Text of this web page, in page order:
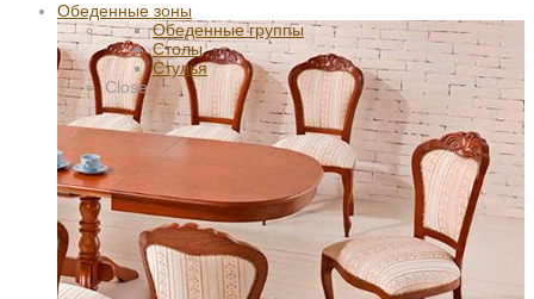
Обеденные зоны
Обеденные группы
Столы
Стулья
Close